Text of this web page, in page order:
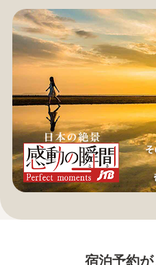
宿泊予約